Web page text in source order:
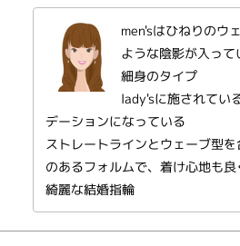
点 と 点 をつなぐと、線になる
星と星が繋がり、星座になる
想いと想いが繋がり、愛になる
アリエル（天王星の衛星）
ずっとそばにいて
men'sはひねりのウ
ような陰影が入っ
細身のタイプ
lady'sに施されてい
デーションになっている
ストレートラインとウェーブ型
のあるフォルムで、着け心地も
綺麗な結婚指輪